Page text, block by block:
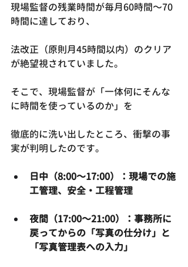
現場監督の残業時間が毎月60時間〜70
時間に達しており、
法改正（原則月45時間以内）のクリア
が絶望視されていました。
そこで、現場監督が「一体何にそんな
に時間を使っているのか」を
徹底的に洗い出したところ、衝撃の事
実が判明したのです。
日中（8:00〜17:00）：現場での施
工管理、安全・工程管理
夜間（17:00〜21:00）：事務所に
戻ってからの「写真の仕分け」と
「写真管理表への入力」